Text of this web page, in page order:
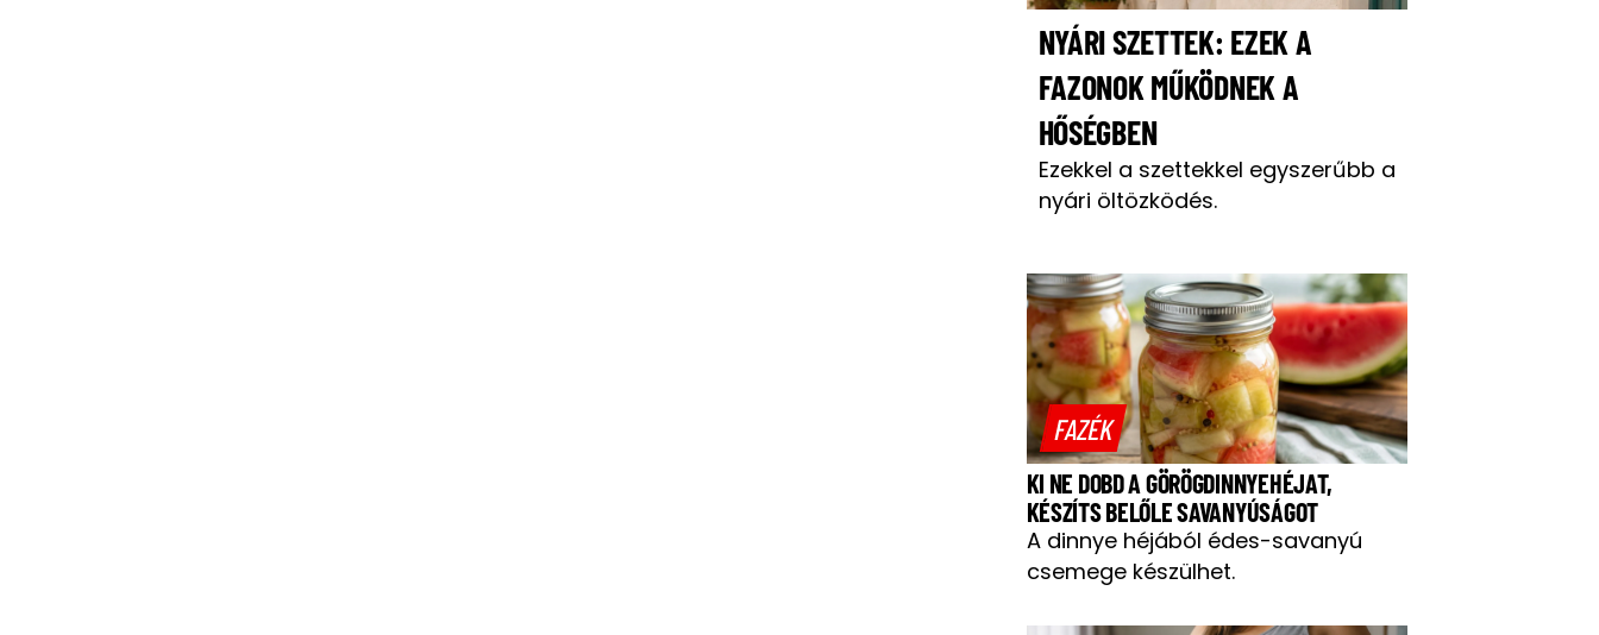
NYÁRI SZETTEK: EZEK A
FAZONOK MŰKÖDNEK A
HŐSÉGBEN
Ezekkel a szettekkel egyszerűbb a
nyári öltözködés.
FAZÉK
KI NE DOBD A GÖRÖGDINNYEHÉJAT,
KÉSZÍTS BELŐLE SAVANYÚSÁGOT
A dinnye héjából édes-savanyú
csemege készülhet.